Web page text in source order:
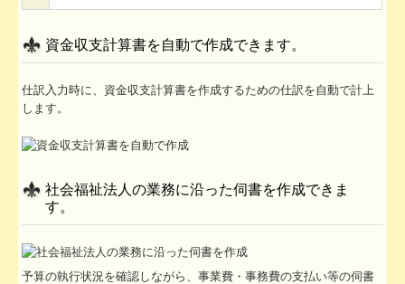
資金収支計算書を自動で作成できます。
仕訳入力時に、資金収支計算書を作成するための仕訳を自動で計上
します。
社会福祉法人の業務に沿った伺書を作成できま
す。
予算の執行状況を確認しながら、事業費・事務費の支払い等の伺書